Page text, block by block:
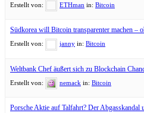
Erstellt von: ETHman in: Bitcoin
Südkorea will Bitcoin transparenter machen –
Erstellt von: janny in: Bitcoin
Weltbank Chef äußert sich zu Blockchain
Erstellt von: nemack in: Bitcoin
Porsche Aktie auf Talfahrt? Der